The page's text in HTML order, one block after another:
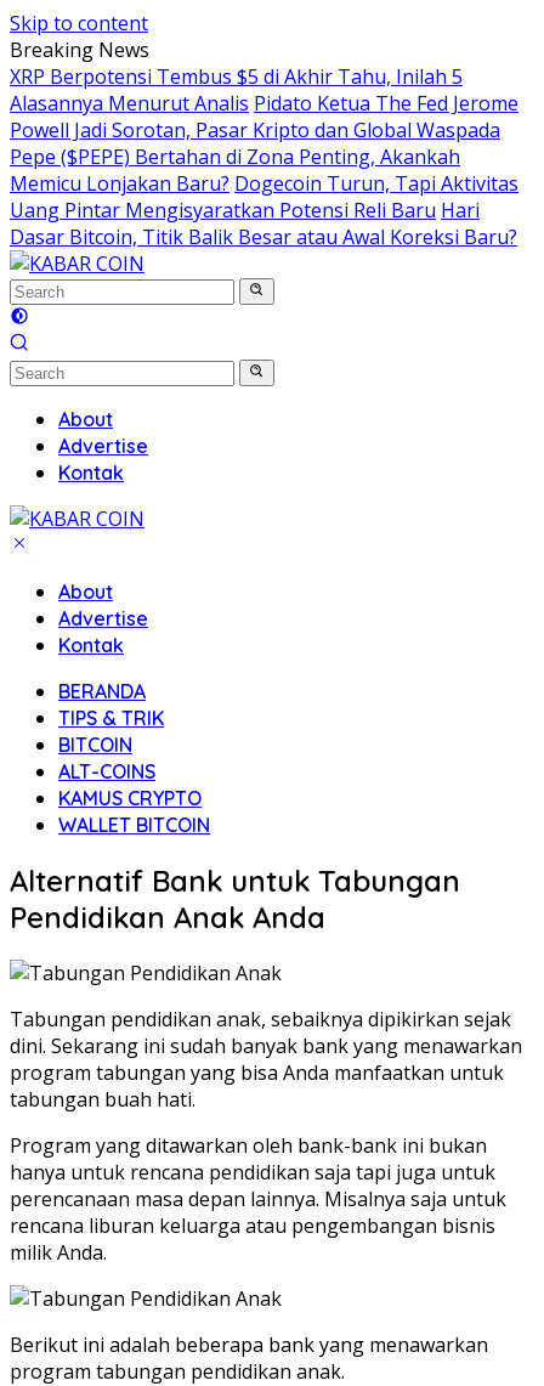
Skip to content
Breaking News
XRP Berpotensi Tembus $5 di Akhir Tahu, Inilah 5
Alasannya Menurut Analis Pidato Ketua The Fed Jerome
Powell Jadi Sorotan, Pasar Kripto dan Global Waspada
Pepe ($PEPE) Bertahan di Zona Penting, Akankah
Memicu Lonjakan Baru? Dogecoin Turun, Tapi Aktivitas
Uang Pintar Mengisyaratkan Potensi Reli Baru Hari
Dasar Bitcoin, Titik Balik Besar atau Awal Koreksi Baru?
About
Advertise
Kontak
About
Advertise
Kontak
BERANDA
TIPS & TRIK
BITCOIN
ALT-COINS
KAMUS CRYPTO
WALLET BITCOIN
Alternatif Bank untuk Tabungan
Pendidikan Anak Anda
Tabungan pendidikan anak, sebaiknya dipikirkan sejak
dini. Sekarang ini sudah banyak bank yang menawarkan
program tabungan yang bisa Anda manfaatkan untuk
tabungan buah hati.
Program yang ditawarkan oleh bank-bank ini bukan
hanya untuk rencana pendidikan saja tapi juga untuk
perencanaan masa depan lainnya. Misalnya saja untuk
rencana liburan keluarga atau pengembangan bisnis
milik Anda.
Berikut ini adalah beberapa bank yang menawarkan
program tabungan pendidikan anak.